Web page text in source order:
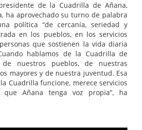
de la Cuadrilla de Añana,
ha aprovechado su turno de palabra
política “de cercanía, seriedad y
en los pueblos, en los servicios
que sostienen la vida diaria
hablamos de la Cuadrilla de
de nuestros pueblos, de nuestras
mayores y de nuestra juventud. Esa
Cuadrilla funcione, merece servicios
Añana tenga voz propia”, ha